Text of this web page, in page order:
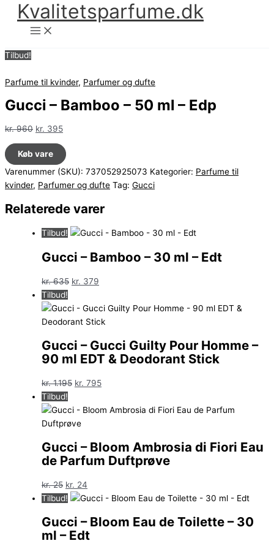
Kvalitetsparfume.dk
Tilbud!
Parfume til kvinder, Parfumer og dufte
Gucci – Bamboo – 50 ml – Edp
kr.960 Den
oprindelige
pris
var:
kr. 960.
kr. 395Den
pris
er:
kr. 395.
Køb vare
Varenummer (SKU): 737052925073 Kategorier: Parfume til
kvinder, Parfumer og dufte Tag: Gucci
Relaterede varer
Tilbud!
Gucci – Bamboo – 30 ml – Edt
kr.635 Den
pris
var:
kr. 379
pris
er:
Tilbud!
Gucci – Gucci Guilty Pour Homme –
90 ml EDT & Deodorant Stick
kr.1.195 Den
pris
var:
kr. 795Den
pris
Tilbud!
Gucci – Bloom Ambrosia di Fiori Eau
de Parfum Duftprøve
kr.25 Den
oprindelige
var:
kr. 25.
kr. 24
aktuelle
er:
kr. 24.
Tilbud!
Gucci – Bloom Eau de Toilette – 30
ml – Edt